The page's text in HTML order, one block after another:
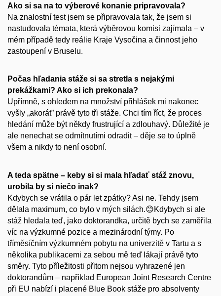
Ako si sa na to výberové konanie pripravovala?
Na znalostní test jsem se připravovala tak, že jsem si
nastudovala témata, která výběrovou komisi zajímala – v
mém případě tedy reálie Kraje Vysočina a činnost jeho
zastoupení v Bruselu.
Počas hľadania stáže si sa stretla s nejakými
prekážkami? Ako si ich prekonala?
Upřímně, s ohledem na množství přihlášek mi nakonec
vyšly „akorát” právě tyto tři stáže. Chci tím říct, že proces
hledání může být někdy frustrující a zdlouhavý. Důležité je
ale nenechat se odmítnutími odradit – děje se to úplně
všem a nikdy to není osobní.
A teda spätne – keby si si mala hľadať stáž znovu,
urobila by si niečo inak?
Kdybych se vrátila o pár let zpátky? Asi ne. Tehdy jsem
dělala maximum, co bylo v mých silách.😊Kdybych si ale
stáž hledala teď, jako doktorandka, určitě bych se zaměřila
víc na výzkumné pozice a mezinárodní týmy. Po
tříměsíčním výzkumném pobytu na univerzitě v Tartu a s
několika publikacemi za sebou mě teď lákají právě tyto
směry. Tyto příležitosti přitom nejsou vyhrazené jen
doktorandům – například European Joint Research Centre
při EU nabízí i placené Blue Book stáže pro absolventy